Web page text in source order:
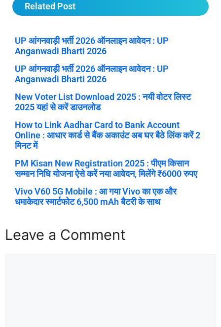
Related Post
UP आंगनवाड़ी भर्ती 2026 ऑनलाइन आवेदन : UP
Anganwadi Bharti 2026
UP आंगनवाड़ी भर्ती 2026 ऑनलाइन आवेदन : UP
Anganwadi Bharti 2026
New Voter List Download 2025 : नयी वोटर लिस्ट
2025 यहां से करें डाउनलोड
How to Link Aadhar Card to Bank Account
Online : आधार कार्ड से बैंक अकाउंट अब घर बैठे लिंक करें 2
मिनट में
PM Kisan New Registration 2025 : पीएम किसान
सम्मान निधि योजना ऐसे करें नया आवेदन, मिलेंगे ₹6000 रुपए
Vivo V60 5G Mobile : आ गया Vivo का एक और
धमाकेदार स्मार्टफोट 6,500 mAh बैटरी के साथ
Leave a Comment